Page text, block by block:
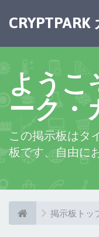
CRYPTPARK
ようこ
ーク・
この掲示板はタ
板です、自由に
掲示板トッ